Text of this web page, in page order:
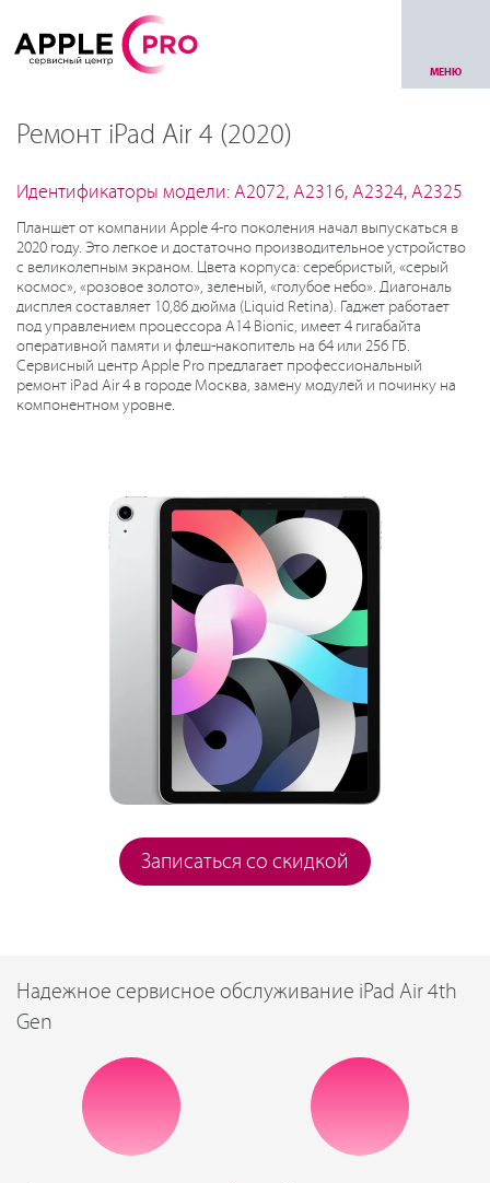
МЕНЮ
Ремонт iPad Air 4 (2020)
Идентификаторы модели: A2072, A2316, A2324, A2325
Планшет от компании Apple 4-го поколения начал выпускаться в
2020 году. Это легкое и достаточно производительное устройство
с великолепным экраном. Цвета корпуса: серебристый, «серый
космос», «розовое золото», зеленый, «голубое небо». Диагональ
дисплея составляет 10,86 дюйма (Liquid Retina). Гаджет работает
под управлением процессора A14 Bionic, имеет 4 гигабайта
оперативной памяти и флеш-накопитель на 64 или 256 ГБ.
Сервисный центр Apple Pro предлагает профессиональный
ремонт iPad Air 4 в городе Москва, замену модулей и починку на
компонентном уровне.
Записаться со скидкой
Надежное сервисное обслуживание iPad Air 4th
Gen